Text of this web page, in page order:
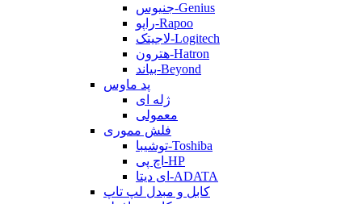
جنیوس-Genius
راپو-Rapoo
لاجیتک-Logitech
هترون-Hatron
بیاند-Beyond
پد ماوس
ژله ای
معمولی
فلش مموری
توشیبا-Toshiba
اچ پی-HP
ای دیتا-ADATA
کابل و مبدل لپ تاپ